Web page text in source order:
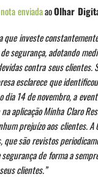
nota enviadaaoOlhar
que investe
segurança, adotando
contra seus clientes.
esclarece que
dia 14 de novembro, a
aplicação Minha Claro
prejuízo aos clientes. A
que são revistos
de forma a
clientes.”